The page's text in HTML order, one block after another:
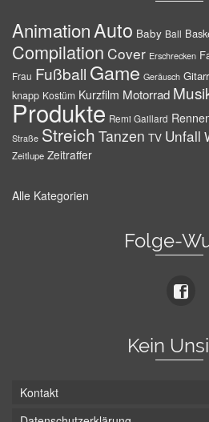
AnimationAuto Baby Ball
Compilation Cover Erschrecken
Frau Fußball Game Geräusch
knapp Kostüm Kurzfilm Motorrad
Produkte Remi Gaillard
Straße Streich Tanzen TV Unfall
Zeitlupe Zeitraffer
Alle Kategorien
Folge-
Kein
Kontakt